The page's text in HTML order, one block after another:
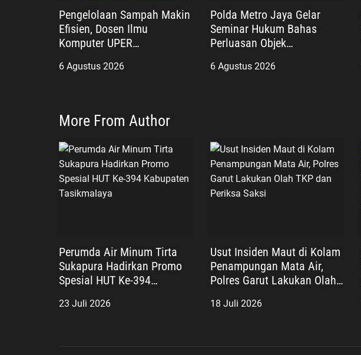
Pengelolaan Sampah Makin
Efisien, Dosen Ilmu
Komputer UPER
6 Agustus 2026
Polda Metro Jaya Gelar
Seminar Hukum Bahas
Perluasan Objek
Baru
6 Agustus 2026
More From Author
Perumda Air Minum Tirta
Sukapura Hadirkan Promo
Spesial HUT Ke-394
23 Juli 2026
Usut Insiden Maut di Kolam
Penampungan Mata Air,
Polres Garut Lakukan Olah
18 Juli 2026